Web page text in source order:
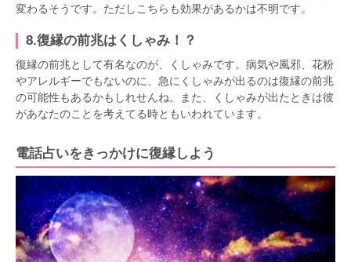
変わるそうです。ただしこちらも効果があるかは不明です。
8.復縁の前兆はくしゃみ！？
復縁の前兆として有名なのが、くしゃみです。病気や風邪、花粉
やアレルギーでもないのに、急にくしゃみが出るのは復縁の前兆
の可能性もあるかもしれせんね。また、くしゃみが出たときは彼
があなたのことを考えてる時ともいわれています。
電話占いをきっかけに復縁しよう